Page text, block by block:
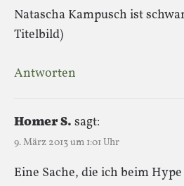
Natascha Kampusch ist
Titelbild)
Antworten
Homer S. sagt:
9. März 2013 um 1:01 Uhr
Eine Sache, die ich beim